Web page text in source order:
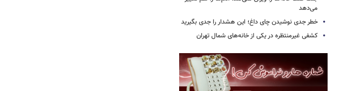
می‌دهد
خطر جدی نوشیدن چای داغ؛ این هشدار را جدی بگیرید
کشفی غیرمنتظره در یکی از خانه‌های شمال تهران